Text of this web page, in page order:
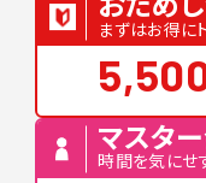
まずはお得に
マスタ
時間を気にせ